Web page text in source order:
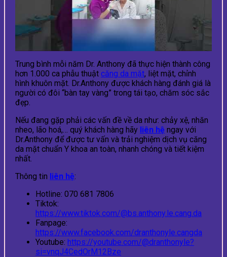
Trung bình mỗi năm Dr. Anthony đã thực hiện thành công
hơn 1.000 ca phẫu thuật căng da mặt, liệt mặt, chỉnh
hình khuôn mặt. Dr.Anthony được khách hàng đánh giá là
người có đôi “bàn tay vàng” trong tái tạo, chăm sóc sắc
đẹp.
Nếu đang gặp phải các vấn đề về da như: chảy xệ, nhăn
nheo, lão hoá,… quý khách hàng hãy liên hệ ngay với
Dr.Anthony để được tư vấn và trải nghiệm dịch vụ căng
da mặt chuẩn Y khoa an toàn, nhanh chóng và tiết kiệm
nhất.
Thông tin liên hệ:
Hotline: 070 681 7806
Tiktok:
https://www.tiktok.com/@bs.anthony.le.cang.da
Fanpage:
https://www.facebook.com/dranthonyle.cangda
Youtube: https://youtube.com/@dranthonyle?
si=vnqJ4CedOrM12Bze